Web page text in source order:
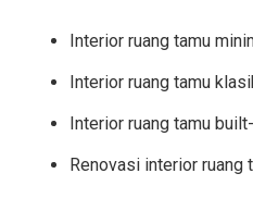
Interior ruang tamu
Interior ruang tamu
Interior ruang tamu
Renovasi interior ruang